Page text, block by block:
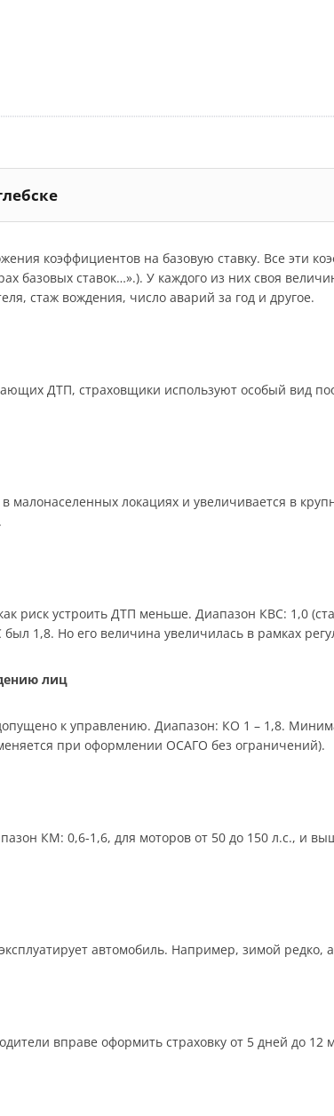
коэффициентов на базовую ставку. Все эти
базовых ставок…».). У каждого из них своя
стаж вождения, число аварий за год и другое.
ДТП, страховщики используют особый вид
малонаселенных локациях и увеличивается в
риск устроить ДТП меньше. Диапазон КВС: 1,0
1,8. Но его величина увеличилась в рамках
лиц
к управлению. Диапазон: КО 1 – 1,8.
при оформлении ОСАГО без ограничений).
КМ: 0,6-1,6, для моторов от 50 до 150 л.с., и
автомобиль. Например, зимой редко,
вправе оформить страховку от 5 дней до 12